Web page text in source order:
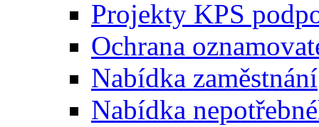
Projekty KPS
Ochrana
Nabídka zaměstnání
Nabídka